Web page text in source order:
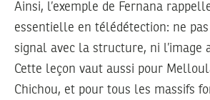
Ainsi, l’exemple de Fernana
essentielle en télédétection: ne
signal avec la structure, ni l’image
Cette leçon vaut aussi pour
Chichou, et pour tous les massifs